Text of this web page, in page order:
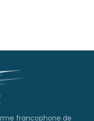
francophone de